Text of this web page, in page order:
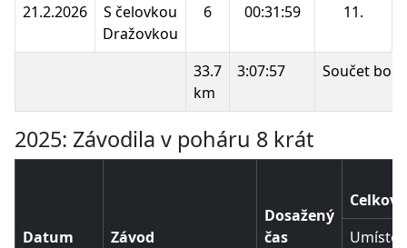
21.2.2026
S čelovkou
Dražovkou
6 00:31:59 11.
33.7
km
3:07:57 Součet
2025: Závodila v poháru 8 krát
Datum Závod
Dosažený
čas